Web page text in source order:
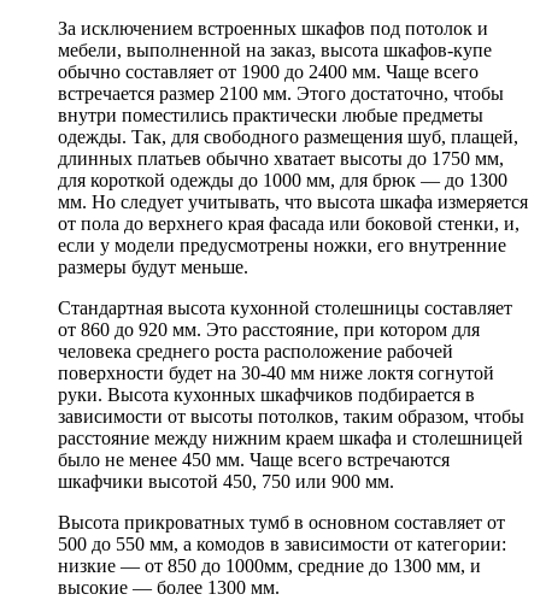
За исключением встроенных шкафов под потолок и
мебели, выполненной на заказ, высота шкафов-купе
обычно составляет от 1900 до 2400 мм. Чаще всего
встречается размер 2100 мм. Этого достаточно, чтобы
внутри поместились практически любые предметы
одежды. Так, для свободного размещения шуб, плащей,
длинных платьев обычно хватает высоты до 1750 мм,
для короткой одежды до 1000 мм, для брюк — до 1300
мм. Но следует учитывать, что высота шкафа измеряется
от пола до верхнего края фасада или боковой стенки, и,
если у модели предусмотрены ножки, его внутренние
размеры будут меньше.
Стандартная высота кухонной столешницы составляет
от 860 до 920 мм. Это расстояние, при котором для
человека среднего роста расположение рабочей
поверхности будет на 30-40 мм ниже локтя согнутой
руки. Высота кухонных шкафчиков подбирается в
зависимости от высоты потолков, таким образом, чтобы
расстояние между нижним краем шкафа и столешницей
было не менее 450 мм. Чаще всего встречаются
шкафчики высотой 450, 750 или 900 мм.
Высота прикроватных тумб в основном составляет от
500 до 550 мм, а комодов в зависимости от категории:
низкие — от 850 до 1000мм, средние до 1300 мм, и
высокие — более 1300 мм.